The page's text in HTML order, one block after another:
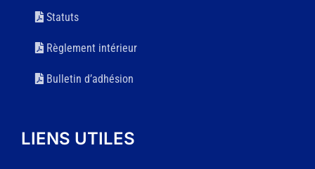
Statuts
Règlement intérieur
Bulletin d’adhésion
LIENS UTILES